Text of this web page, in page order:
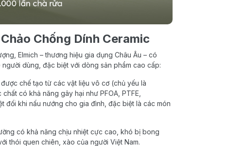
Chống Dính Ceramic
Elmich – thương hiệu gia dụng Châu Âu – có
dùng, đặc biệt với dòng sản phẩm cao cấp:
được chế tạo từ các vật liệu vô cơ (chủ yếu là
có khả năng gây hại như PFOA, PTFE,
đối khi nấu nướng cho gia đình, đặc biệt là các món
có khả năng chịu nhiệt cực cao, khó bị bong
thói quen chiên, xào của người Việt Nam.